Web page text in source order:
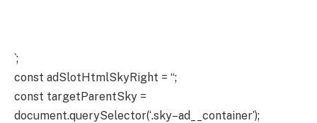
`;
const adSlotHtmlSkyRight = “;
const targetParentSky =
document.querySelector(‘.sky–ad__container’);